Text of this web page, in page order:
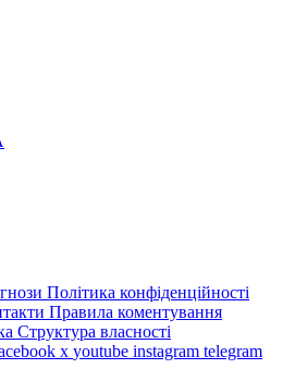
Політика конфіденційності
Правила коментування
Структура власності
x youtube instagram telegram